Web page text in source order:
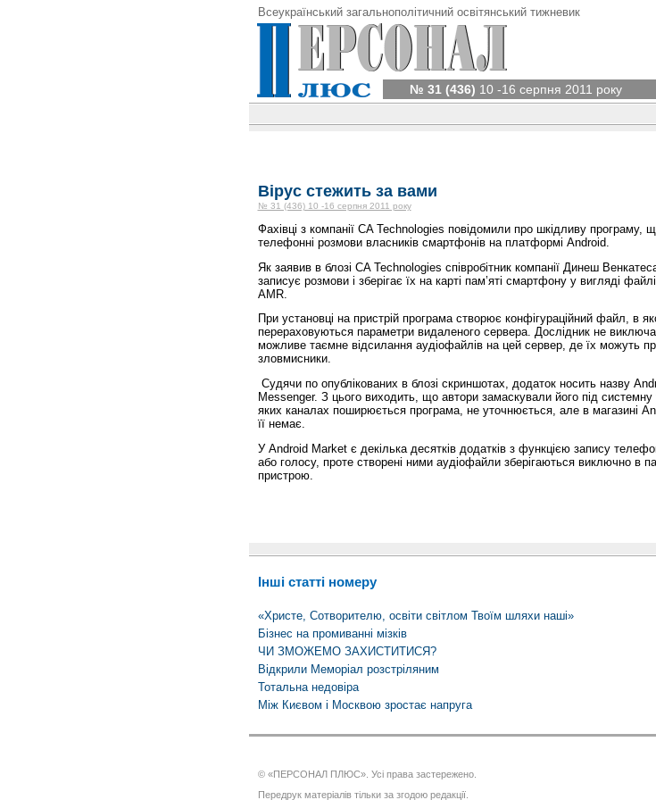
Всеукраїнський загальнополітичний освітянський тижневик
№ 31 (436) 10 -16 серпня 2011 року
Вірус стежить за вами
№ 31 (436) 10 -16 серпня 2011 року
Фахівці з компанії CA Technologies повідомили про шкідливу програму,
телефонні розмови власників смартфонів на платформі Android.
Як заявив в блозі CA Technologies співробітник компанії Динеш
записує розмови і зберігає їх на карті пам’яті смартфону у вигляді
AMR.
При установці на при­стрій програма створює конфігураційний файл, в
перераховуються параметри видаленого сервера. Дослідник не
можливе таємне відсилання аудіофайлів на цей сервер, де їх можуть
зловмисники.
Судячи по опублікованих в блозі скриншотах, додаток носить назву
Messenger. З цього виходить, що автори замаскували його під системну
яких каналах поширюється програма, не уточнюється, але в магазині
її немає.
У Android Market є декілька десятків додатків з функцією запису
або голосу, проте створені ними аудіофайли зберігаються виключно в
пристрою.
Інші статті номеру
«Христе, Сотворителю, освіти світлом Твоїм шляхи наші»
Бізнес на промиванні мізків
ЧИ ЗМОЖЕМО ЗАХИСТИТИСЯ?
Відкрили Меморіал розстріляним
Тотальна недовіра
Між Києвом і Москвою зростає напруга
© «ПЕРСОНАЛ ПЛЮС». Усі права застережено.
Передрук матеріалів тільки за згодою редакції.